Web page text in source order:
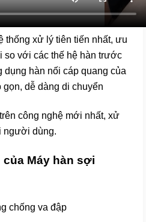
thống xử lý tiên tiến nhất, ưu
so với các thế hệ hàn trước
hàn nối cáp quang của
dễ dàng di chuyển
công nghệ mới nhất, xử
người dùng.
Máy hàn sợi
chống va đập